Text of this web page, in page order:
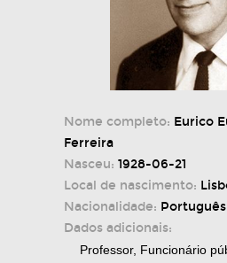
Nome completo: Eurico
Ferreira
Nasceu: 1928-06-21
Local de nascimento:
Nacionalidade: Português
Dados adicionais:
Professor, Funcionário